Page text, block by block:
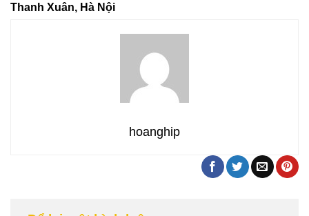
Thanh Xuân, Hà Nội
hoanghip